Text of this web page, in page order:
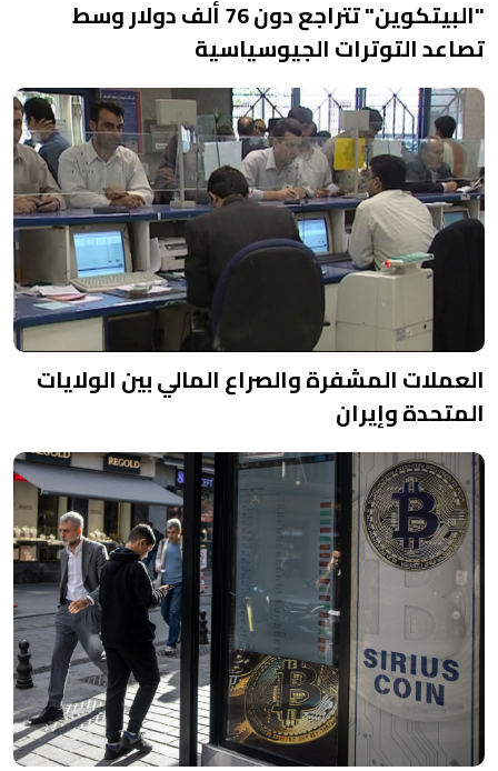
"البيتكوين" تتراجع دون 76 ألف دولار وسط
تصاعد التوترات الجيوسياسية
العملات المشفرة والصراع المالي بين الولايات
المتحدة وإيران